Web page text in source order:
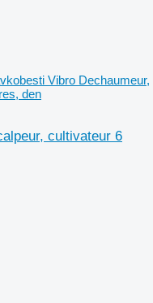
Vibro Dechaumeur,
den
cultivateur 6